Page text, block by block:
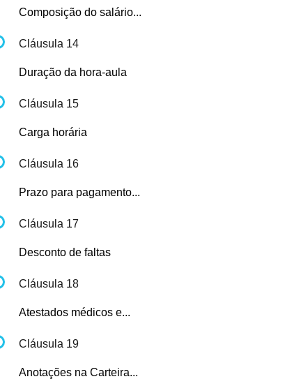
Composição do salário...
Cláusula 14
Duração da hora-aula
Cláusula 15
Carga horária
Cláusula 16
Prazo para pagamento...
Cláusula 17
Desconto de faltas
Cláusula 18
Atestados médicos e...
Cláusula 19
Anotações na Carteira...